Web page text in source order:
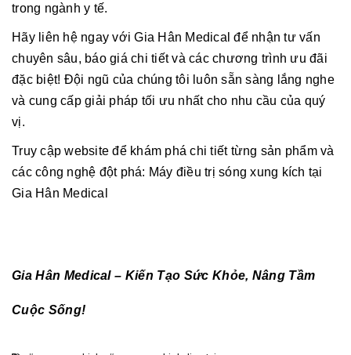
trong ngành y tế.
Hãy liên hệ ngay với Gia Hân Medical để nhận tư vấn
chuyên sâu, báo giá chi tiết và các chương trình ưu đãi
đặc biệt! Đội ngũ của chúng tôi luôn sẵn sàng lắng nghe
và cung cấp giải pháp tối ưu nhất cho nhu cầu của quý
vị.
Truy cập website để khám phá chi tiết từng sản phẩm và
các công nghệ đột phá: Máy điều trị sóng xung kích tại
Gia Hân Medical
Gia Hân Medical – Kiến Tạo Sức Khỏe, Nâng Tầm
Cuộc Sống!